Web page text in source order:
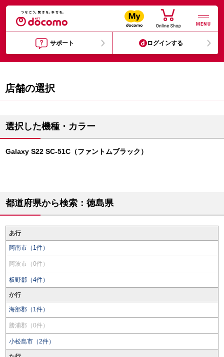
MENU
サポート ログインする
店舗の選択
選択した機種・カラー
Galaxy S22 SC-51C（ファントムブラック）
都道府県から検索：徳島県
あ行
阿南市（1件）
阿波市（0件）
板野郡（4件）
か行
海部郡（1件）
勝浦郡（0件）
小松島市（2件）